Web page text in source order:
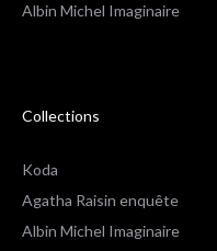
Albin Michel Imaginaire
Collections
Koda
Agatha Raisin enquête
Albin Michel Imaginaire